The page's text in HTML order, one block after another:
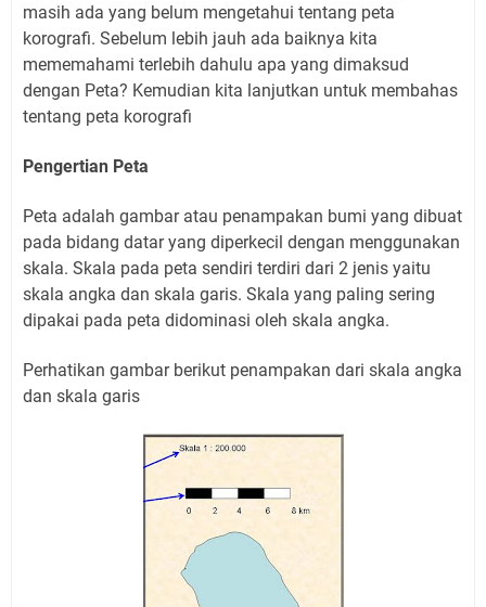
masih ada yang belum mengetahui tentang peta
korografi. Sebelum lebih jauh ada baiknya kita
mememahami terlebih dahulu apa yang dimaksud
dengan Peta? Kemudian kita lanjutkan untuk membahas
tentang peta korografi
Pengertian Peta
Peta adalah gambar atau penampakan bumi yang dibuat
pada bidang datar yang diperkecil dengan menggunakan
skala. Skala pada peta sendiri terdiri dari 2 jenis yaitu
skala angka dan skala garis. Skala yang paling sering
dipakai pada peta didominasi oleh skala angka.
Perhatikan gambar berikut penampakan dari skala angka
dan skala garis